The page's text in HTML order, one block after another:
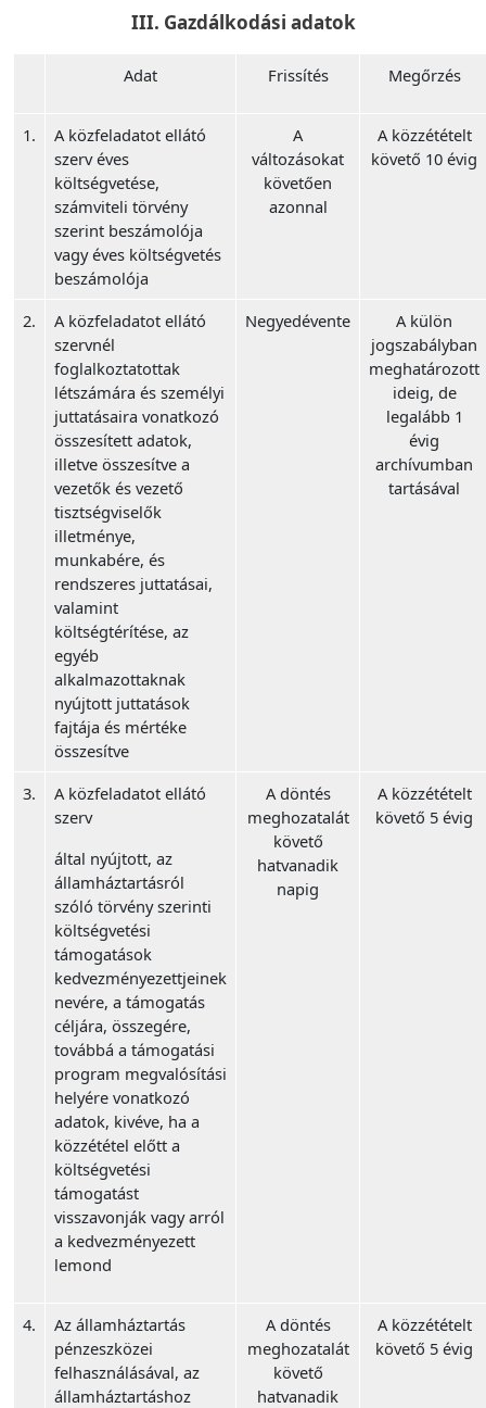
III. Gazdálkodási adatok
Adat Frissítés Megőrzés
1.
A közfeladatot ellátó
szerv éves
költségvetése,
számviteli törvény
szerint beszámolója
vagy éves költségvetés
beszámolója
A
változásokat
követően
azonnal
A közzétételt
követő 10 évig
2.
A közfeladatot ellátó
szervnél
foglalkoztatottak
létszámára és személyi
juttatásaira vonatkozó
összesített adatok,
illetve összesítve a
vezetők és vezető
tisztségviselők
illetménye,
munkabére, és
rendszeres juttatásai,
valamint
költségtérítése, az
egyéb
alkalmazottaknak
nyújtott juttatások
fajtája és mértéke
összesítve
Negyedévente
A külön
jogszabályban
meghatározott
ideig, de
legalább 1
évig
archívumban
tartásával
3.
A közfeladatot ellátó
szerv
által nyújtott, az
államháztartásról
szóló törvény szerinti
költségvetési
támogatások
kedvezményezettjeinek
nevére, a támogatás
céljára, összegére,
továbbá a támogatási
program megvalósítási
helyére vonatkozó
adatok, kivéve, ha a
közzététel előtt a
költségvetési
támogatást
visszavonják vagy arról
a kedvezményezett
lemond
A döntés
meghozatalát
követő
hatvanadik
napig
A közzétételt
követő 5 évig
4.
Az államháztartás
pénzeszközei
felhasználásával, az
államháztartáshoz
A döntés
meghozatalát
követő
hatvanadik
A közzétételt
követő 5 évig